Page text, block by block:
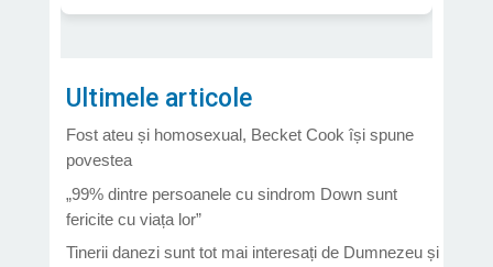
Ultimele articole
Fost ateu și homosexual, Becket Cook își spune
povestea
„99% dintre persoanele cu sindrom Down sunt
fericite cu viața lor”
Tinerii danezi sunt tot mai interesați de Dumnezeu și